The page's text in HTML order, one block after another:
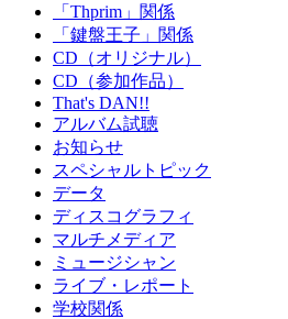
「Thprim」関係
「鍵盤王子」関係
CD（オリジナル）
CD（参加作品）
That's DAN!!
アルバム試聴
お知らせ
スペシャルトピック
データ
ディスコグラフィ
マルチメディア
ミュージシャン
ライブ・レポート
学校関係